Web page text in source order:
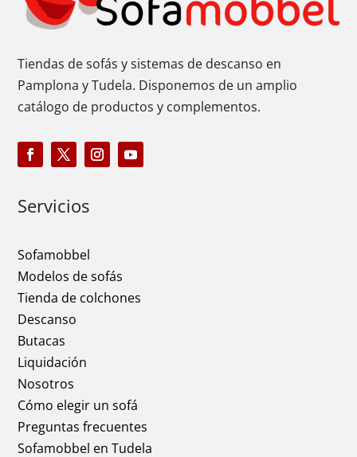
Tiendas de sofás y sistemas de descanso en
Pamplona y Tudela. Disponemos de un amplio
catálogo de productos y complementos.
Servicios
Sofamobbel
Modelos de sofás
Tienda de colchones
Descanso
Butacas
Liquidación
Nosotros
Cómo elegir un sofá
Preguntas frecuentes
Sofamobbel en Tudela